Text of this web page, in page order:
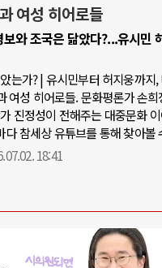
여성 히어로들
와 조국은 닮았다?...유시민
는가? | 유시민부터 허지웅까지
여성 히어로들. 문화평론가 손
진정성이 전해주는 대중문화
다 참세상 유튜브를 통해 찾아볼
18:41